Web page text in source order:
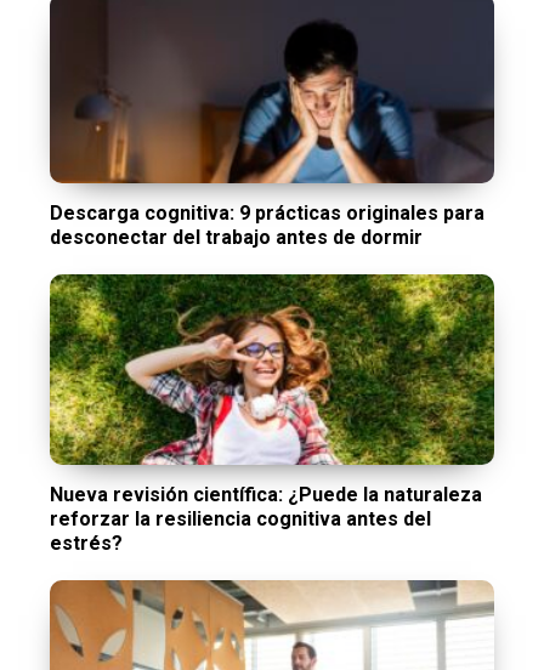
Descarga cognitiva: 9 prácticas originales para
desconectar del trabajo antes de dormir
Nueva revisión científica: ¿Puede la naturaleza
reforzar la resiliencia cognitiva antes del
estrés?